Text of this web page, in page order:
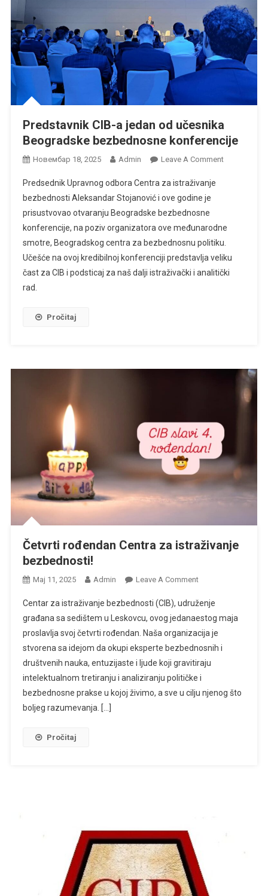
Predstavnik CIB-a jedan od učesnika
Beogradske bezbednosne konferencije
Новембар 18, 2025 Admin Leave A CommentOn
Od
Učesnika
Beogradske
Predsednik Upravnog odbora Centra za istraživanje
bezbednosti Aleksandar Stojanović i ove godine je
prisustvovao otvaranju Beogradske bezbednosne
konferencije, na poziv organizatora ove međunarodne
smotre, Beogradskog centra za bezbednosnu politiku.
Učešće na ovoj kredibilnoj konferenciji predstavlja veliku
čast za CIB i podsticaj za naš dalji istraživački i analitički
rad.
Pročitaj
Četvrti rođendan Centra za istraživanje
bezbednosti!
Мај 11, 2025 Admin Leave A CommentOn
Rođendan
Centra
Za
Istraživanje
Bezbednosti!
Centar za istraživanje bezbednosti (CIB), udruženje
građana sa sedištem u Leskovcu, ovog jedanaestog maja
proslavlja svoj četvrti rođendan. Naša organizacija je
stvorena sa idejom da okupi eksperte bezbednosnih i
društvenih nauka, entuzijaste i ljude koji gravitiraju
intelektualnom tretiranju i analiziranju političke i
bezbednosne prakse u kojoj živimo, a sve u cilju njenog što
boljeg razumevanja. […]
Pročitaj